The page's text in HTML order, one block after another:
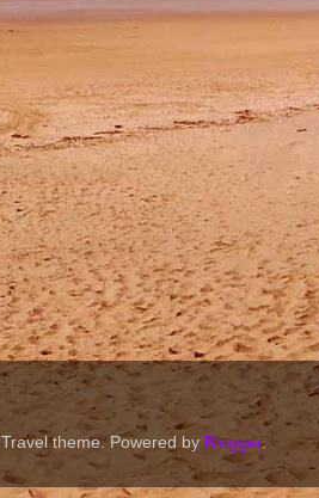
Travel theme. Powered by Blogger.